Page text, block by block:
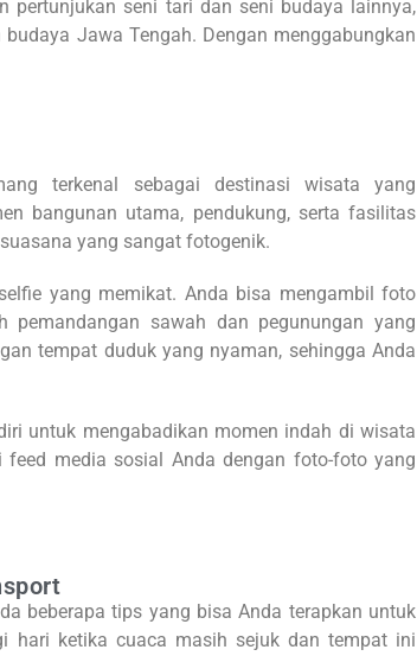
pertunjukan seni tari dan seni budaya lainnya,
Jawa Tengah. Dengan menggabungkan
terkenal sebagai destinasi wisata yang
bangunan utama, pendukung, serta fasilitas
yang sangat fotogenik.
yang memikat. Anda bisa mengambil foto
sawah dan pegunungan yang
tempat duduk yang nyaman, sehingga Anda
untuk mengabadikan momen indah di wisata
media sosial Anda dengan foto-foto yang
beberapa tips yang bisa Anda terapkan untuk
hari ketika cuaca masih sejuk dan tempat ini